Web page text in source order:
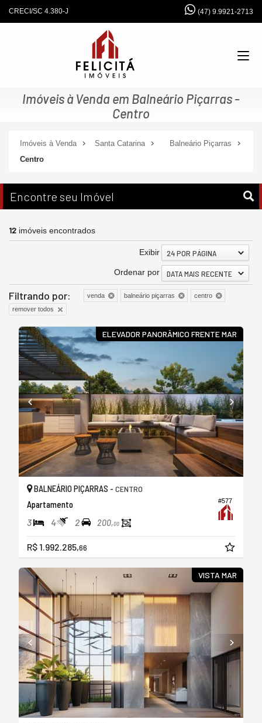
CRECI/SC 4.380-J (47) 9.9921-2713
Imóveis à Venda em Balneário Piçarras -
Centro
Imóveis à Venda Santa Catarina
Balneário Piçarras
Centro
Encontre seu Imóvel
12 imóveis encontrados
Exibir 24 POR PÁGINA
Ordenar por DATA MAIS RECENTE
Filtrando por: venda balneário piçarras
centro
remover todos
ELEVADOR PANORÂMICO FRENTE MAR
#577
BALNEÁRIO PIÇARRAS - CENTRO
Apartamento
3 4 2 200,00
R$ 1.992.285,66
VISTA MAR